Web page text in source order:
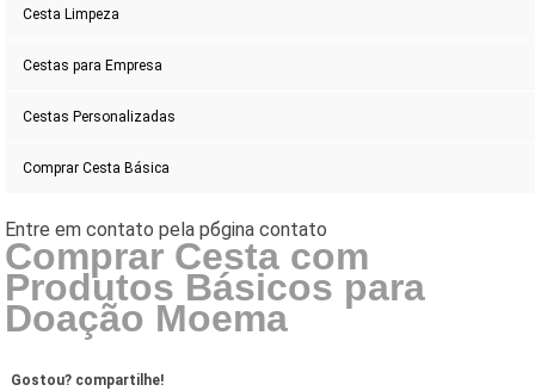
Cesta Limpeza
Cestas para Empresa
Cestas Personalizadas
Comprar Cesta Básica
Comprar Cesta com
Produtos Básicos para
Doação Moema
Gostou? compartilhe!